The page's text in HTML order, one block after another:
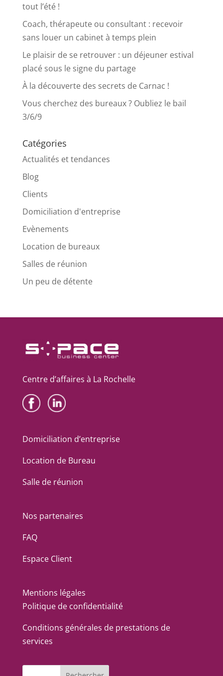
tout l’été !
Coach, thérapeute ou consultant : recevoir
sans louer un cabinet à temps plein
Le plaisir de se retrouver : un déjeuner estival
placé sous le signe du partage
À la découverte des secrets de Carnac !
Vous cherchez des bureaux ? Oubliez le bail
3/6/9
Catégories
Actualités et tendances
Blog
Clients
Domiciliation d'entreprise
Evènements
Location de bureaux
Salles de réunion
Un peu de détente
Centre d’affaires à La Rochelle
Domiciliation d’entreprise
Location de Bureau
Salle de réunion
Nos partenaires
FAQ
Espace Client
Mentions légales
Politique de confidentialité
Conditions générales de prestations de
services